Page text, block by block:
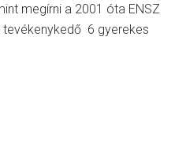
megírni a 2001 óta ENSZ
6 gyerekes